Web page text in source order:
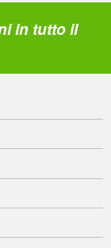
in tutto il